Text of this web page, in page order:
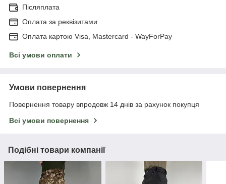
Післяплата
Оплата за реквізитами
Оплата картою Visa, Mastercard - WayForPay
Всі умови оплати
Умови повернення
Повернення товару впродовж 14 днів за рахунок покупця
Всі умови повернення
Подібні товари компанії